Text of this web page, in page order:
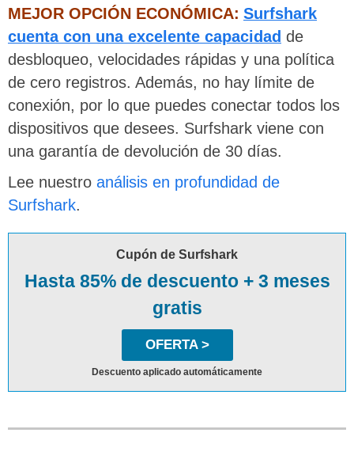
MEJOR OPCIÓN ECONÓMICA: Surfshark
cuenta con una excelente capacidad de
desbloqueo, velocidades rápidas y una política
de cero registros. Además, no hay límite de
conexión, por lo que puedes conectar todos los
dispositivos que desees. Surfshark viene con
una garantía de devolución de 30 días.
Lee nuestro análisis en profundidad de
Surfshark.
Cupón de Surfshark
Hasta 85% de descuento + 3 meses
gratis
OFERTA >
Descuento aplicado automáticamente